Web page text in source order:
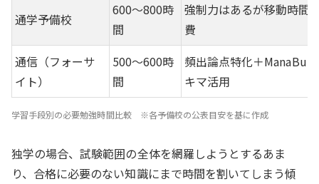
通学予備校
600〜800時
間
強制力はあるが移動時間
費
通信（フォーサ
イト）
500〜600時
間
頻出論点特化＋ManaBun
キマ活用
学習手段別の必要勉強時間比較 ※各予備校の公表目安を基に作成
独学の場合、試験範囲の全体を網羅しようとするあま
り、合格に必要のない知識にまで時間を割いてしまう傾